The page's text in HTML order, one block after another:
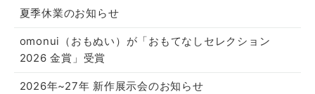
夏季休業のお知らせ
omonui（おもぬい）が「おもてなしセレクション
2026 金賞」受賞
2026年~27年 新作展示会のお知らせ